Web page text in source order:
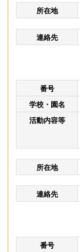
所在地
連絡先
番号
学校・園名
活動内容等
所在地
連絡先
番号